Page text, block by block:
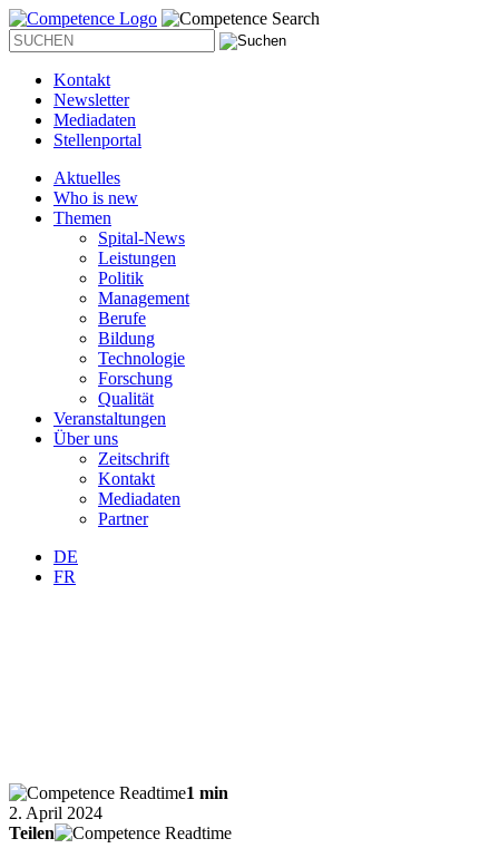
Kontakt
Newsletter
Mediadaten
Stellenportal
Aktuelles
Who is new
Themen
Spital-News
Leistungen
Politik
Management
Berufe
Bildung
Technologie
Forschung
Qualität
Veranstaltungen
Über uns
Zeitschrift
Kontakt
Mediadaten
Partner
DE
FR
1 min
2. April 2024
Teilen